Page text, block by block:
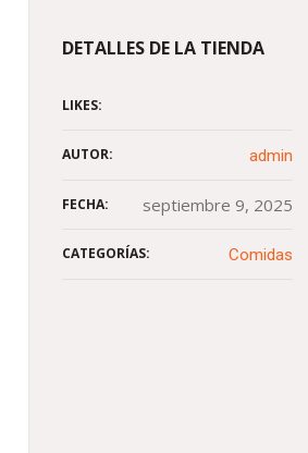
DETALLES DE LA TIENDA
LIKES:
AUTOR: admin
FECHA: septiembre 9, 2025
CATEGORÍAS: Comidas